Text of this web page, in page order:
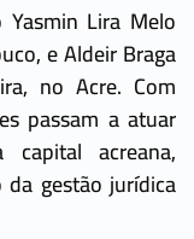
Lira Melo
e Aldeir Braga
no Acre. Com
passam a atuar
acreana,
gestão jurídica